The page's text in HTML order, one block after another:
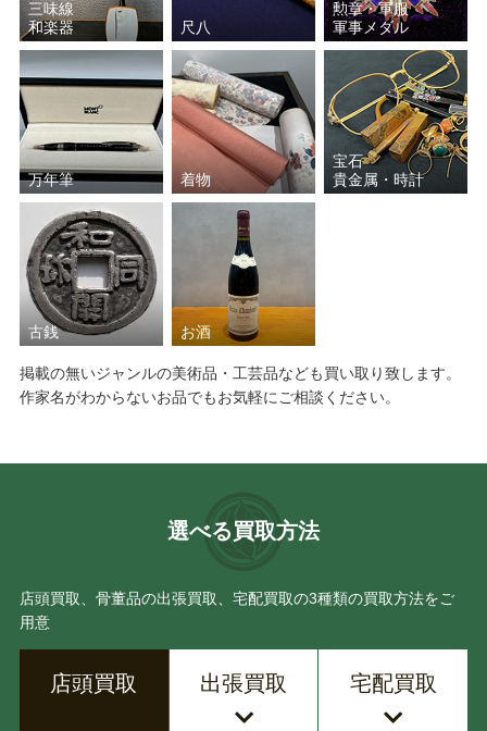
三味線
和楽器
尺八
勲章・軍服
軍事メダル
万年筆 着物
宝石
貴金属・時計
古銭 お酒
掲載の無いジャンルの美術品・工芸品なども買い取り致します。
作家名がわからないお品でもお気軽にご相談ください。
選べる買取方法
店頭買取、骨董品の出張買取、宅配買取の3種類の買取方法をご
用意
店頭買取 出張買取 宅配買取